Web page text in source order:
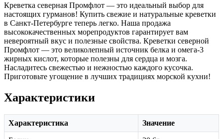
Креветка северная Промфлот — это идеальный выбор для
настоящих гурманов! Купить свежие и натуральные креветки
в Санкт-Петербурге теперь легко. Наша продажа
высококачественных морепродуктов гарантирует вам
невероятный вкус и полезные свойства. Креветки северной
Промфлот — это великолепный источник белка и омега-3
жирных кислот, которые полезны для сердца и мозга.
Насладитесь свежестью и нежностью каждого кусочка.
Приготовьте угощение в лучших традициях морской кухни!
Характеристики
Характеристика Значение